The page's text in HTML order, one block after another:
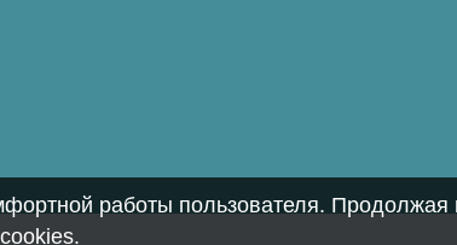
работы пользователя. Продолжая
.